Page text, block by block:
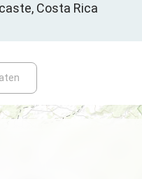
Costa Rica